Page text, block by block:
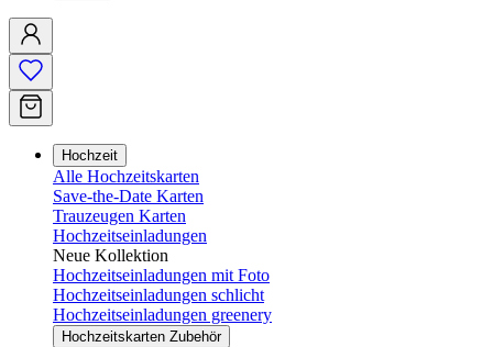
Hochzeit
Alle Hochzeitskarten
Save-the-Date Karten
Trauzeugen Karten
Hochzeitseinladungen
Neue Kollektion
Hochzeitseinladungen mit Foto
Hochzeitseinladungen schlicht
Hochzeitseinladungen greenery
Hochzeitskarten Zubehör